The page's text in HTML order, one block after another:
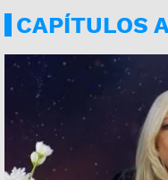
CAPÍTULOS